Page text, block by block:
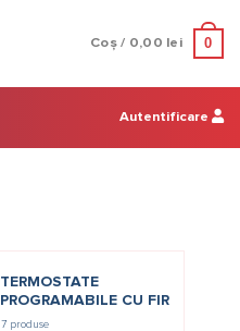
Coș / 0,00 lei 0
Autentificare
TERMOSTATE
PROGRAMABILE CU FIR
7 produse